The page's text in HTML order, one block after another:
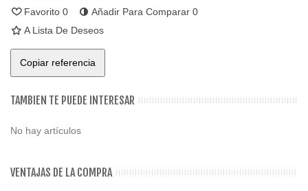
Favorito 0 Añadir Para Comparar 0
A Lista De Deseos
Copiar referencia
TAMBIEN TE PUEDE INTERESAR
No hay artículos
VENTAJAS DE LA COMPRA